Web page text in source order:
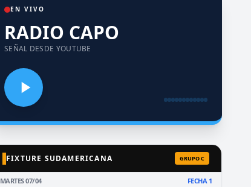
EN VIVO
RADIO CAPO
SEÑAL DESDE YOUTUBE
FIXTURE SUDAMERICANA GRUPO C
MARTES 07/04 FECHA 1